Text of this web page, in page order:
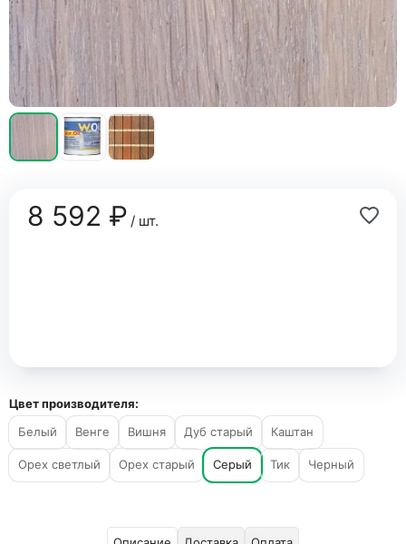
8 592 ₽/ шт.
Цвет производителя:
Белый
Венге Вишня Дуб старый Каштан
Орех светлый Орех старый Серый Тик Черный